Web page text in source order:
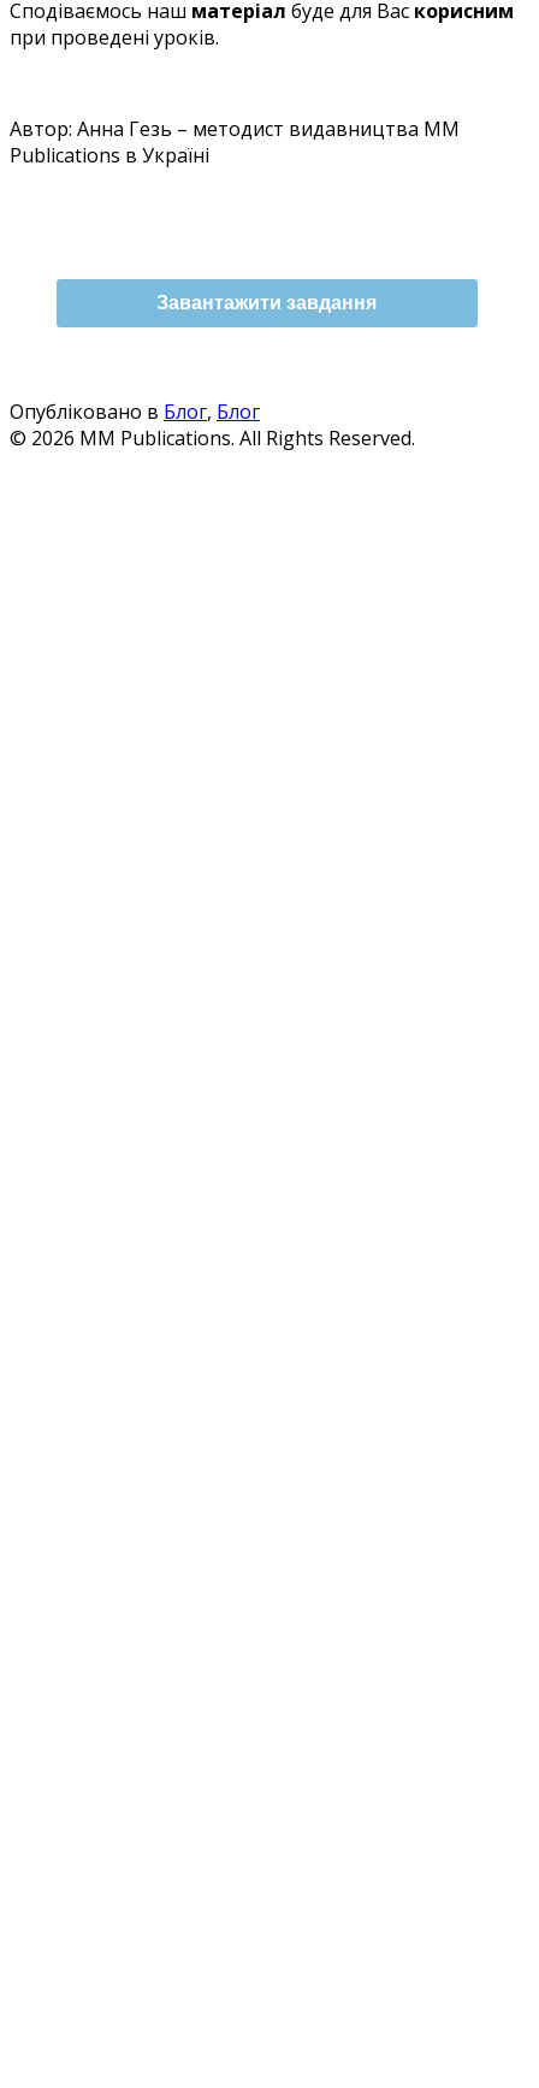
Сподіваємось наш матеріал буде для Вас корисним
при проведені уроків.
Автор: Анна Гезь – методист видавництва MM
Publications в Україні
Завантажити завдання
Опубліковано в Блог, Блог
© 2026 MM Publications. All Rights Reserved.